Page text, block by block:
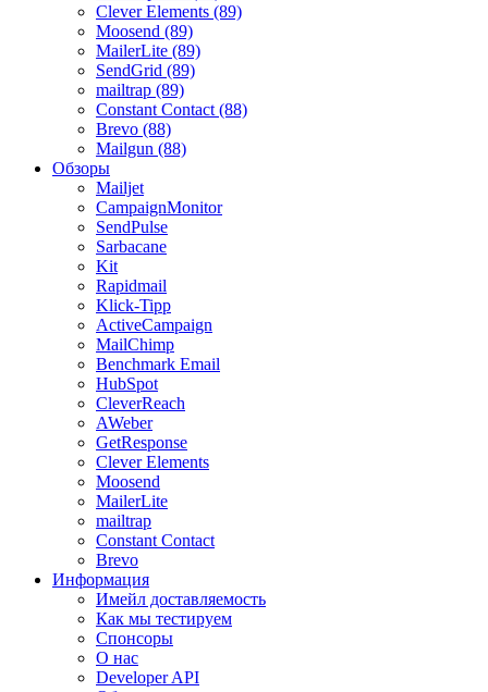
Clever Elements (89)
Moosend (89)
MailerLite (89)
SendGrid (89)
mailtrap (89)
Constant Contact (88)
Brevo (88)
Mailgun (88)
Обзоры
Mailjet
CampaignMonitor
SendPulse
Sarbacane
Kit
Rapidmail
Klick-Tipp
ActiveCampaign
MailChimp
Benchmark Email
HubSpot
CleverReach
AWeber
GetResponse
Clever Elements
Moosend
MailerLite
mailtrap
Constant Contact
Brevo
Информация
Имейл доставляемость
Как мы тестируем
Спонсоры
О нас
Developer API